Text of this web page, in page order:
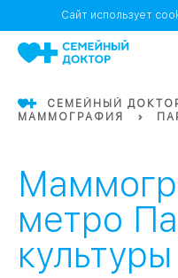
1 0
Сайт использует
СЕМЕЙНЫЙ
МАММОГРАФИЯ
метро
культуры